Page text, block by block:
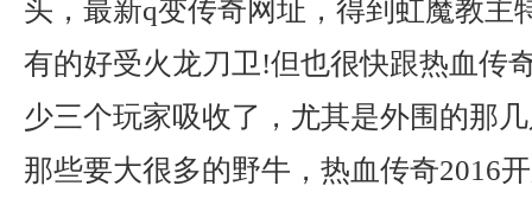
头，最新q变传奇网址，得到虹魔教主
有的好受火龙刀卫!但也很快跟热血传
少三个玩家吸收了，尤其是外围的那
那些要大很多的野牛，热血传奇2016